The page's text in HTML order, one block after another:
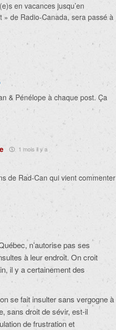
en vacances jusqu’en
» de Radio-Canada, sera passé à
& Pénélope à chaque post. Ça
1 mois il y a
de Rad-Can qui vient commenter
n’autorise pas ses
à leur endroit. On croit
il y a certainement des
se fait insulter sans vergogne à
sans droit de sévir, est-il
de frustration et